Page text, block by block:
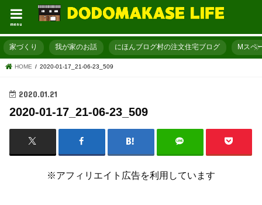
menu
家づくり 我が家のお話 にほんブログ村の注文住宅ブログ Mスペ
HOME 2020-01-17_21-06-23_509
2020.01.21
2020-01-17_21-06-23_509
※アフィリエイト広告を利用しています